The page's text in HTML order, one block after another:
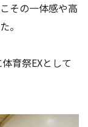
その一体感や高
。
育祭EXとして